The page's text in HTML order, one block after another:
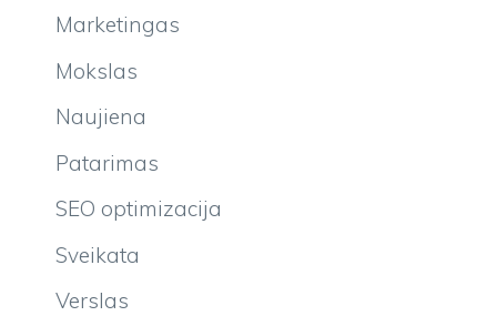
Marketingas
Mokslas
Naujiena
Patarimas
SEO optimizacija
Sveikata
Verslas